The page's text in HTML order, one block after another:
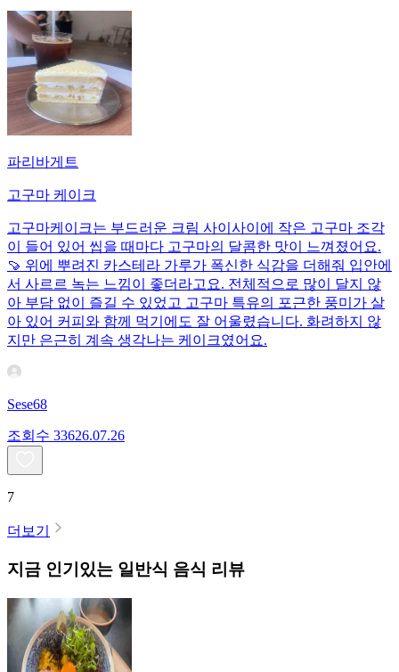
파리바게트
고구마 케이크
고구마케이크는 부드러운 크림 사이사이에 작은 고구마 조각
이 들어 있어 씹을 때마다 고구마의 달콤한 맛이 느껴졌어요.
🍠 위에 뿌려진 카스테라 가루가 폭신한 식감을 더해줘 입안에
서 사르르 녹는 느낌이 좋더라고요. 전체적으로 많이 달지 않
아 부담 없이 즐길 수 있었고 고구마 특유의 포근한 풍미가 살
아 있어 커피와 함께 먹기에도 잘 어울렸습니다. 화려하지 않
지만 은근히 계속 생각나는 케이크였어요.
Sese68
조회수 33626.07.26
7
더보기
지금 인기있는 일반식 음식 리뷰